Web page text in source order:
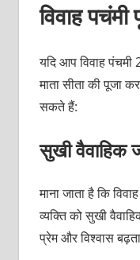
विवाह
यदि आप विवाह
माता सीता की पूजा
सकते हैं:
सुखी वैवाहिक
माना जाता है कि
व्‍यक्‍ति को सुखी
प्रेम और विश्‍वास